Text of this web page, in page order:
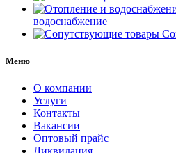
водоснабжение
Меню
О компании
Услуги
Контакты
Вакансии
Оптовый прайс